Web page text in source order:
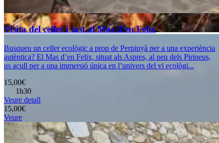
Visita del celler i tast al Mas d'en Felix
Busqueu un celler ecològic a prop de Perpinyà per a una experiència
autèntica? El Mas d’en Felix, situat als Aspres, al peu dels Pirineus,
us acull per a una immersió única en l’univers del vi ecològi...
15,00€
1h30
Veure detall
15,00€
Veure